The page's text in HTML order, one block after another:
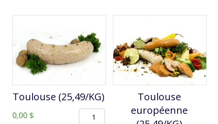
et
(25,49/KG)
basilic
Toulouse (25,49/KG)
0,00 $
quantité
Toulouse
européenne